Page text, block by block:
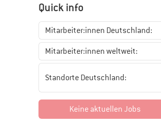
Quick info
Mitarbeiter:innen Deutschland:
Mitarbeiter:innen weltweit:
Standorte Deutschland:
Keine aktuellen Jobs